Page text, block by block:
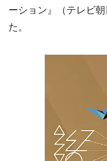
ーション』（テレビ
た。